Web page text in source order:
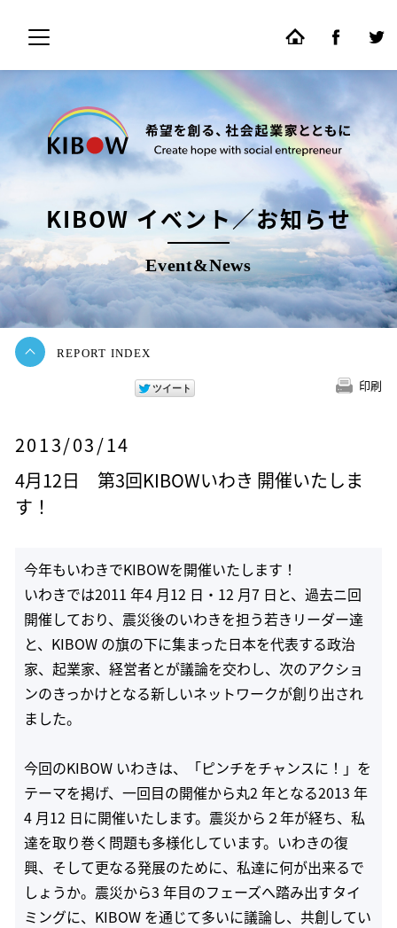
KIBOW イベント／お知らせ
Event&News
REPORT INDEX
印刷
2013/03/14
4月12日 第3回KIBOWいわき 開催いたしま
す！
今年もいわきでKIBOWを開催いたします！
いわきでは2011 年4 月12 日・12 月7 日と、過去ニ回
開催しており、震災後のいわきを担う若きリーダー達
と、KIBOW の旗の下に集まった日本を代表する政治
家、起業家、経営者とが議論を交わし、次のアクショ
ンのきっかけとなる新しいネットワークが創り出され
ました。
今回のKIBOW いわきは、「ピンチをチャンスに！」を
テーマを掲げ、一回目の開催から丸2 年となる2013 年
4 月12 日に開催いたします。震災から２年が経ち、私
達を取り巻く問題も多様化しています。いわきの復
興、そして更なる発展のために、私達に何が出来るで
しょうか。震災から3 年目のフェーズへ踏み出すタイ
ミングに、KIBOW を通じて多いに議論し、共創してい